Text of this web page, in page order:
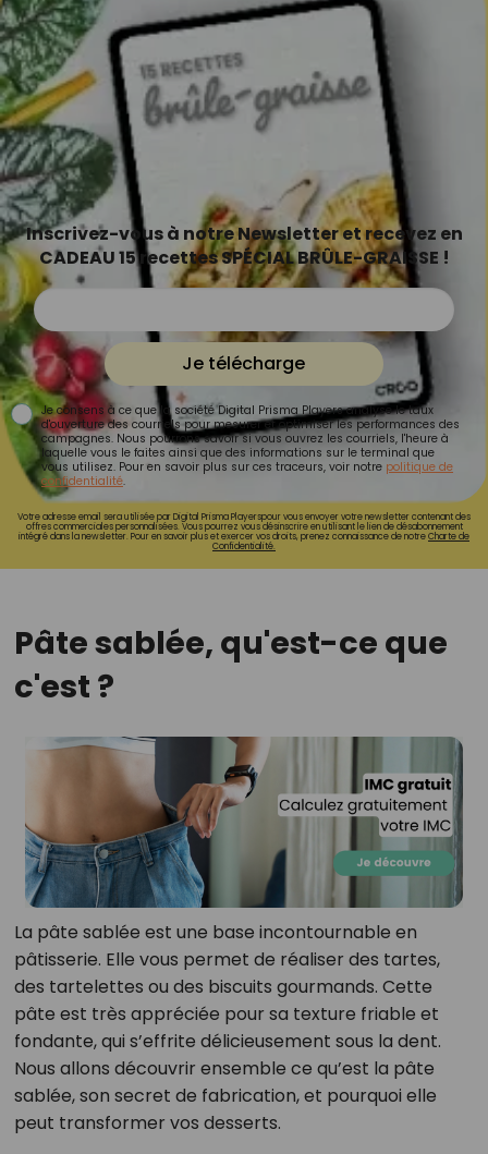
Inscrivez-vous à notre Newsletter et recevez en
CADEAU 15 recettes SPÉCIAL BRÛLE-GRAISSE !
Je télécharge
Je consens à ce que la société Digital Prisma Players analyse le taux
d'ouverture des courriels pour mesurer et optimiser les performances des
campagnes. Nous pourrons savoir si vous ouvrez les courriels, l'heure à
laquelle vous le faites ainsi que des informations sur le terminal que
vous utilisez. Pour en savoir plus sur ces traceurs, voir notre politique de
confidentialité.
Votre adresse email sera utilisée par Digital Prisma Playerspour vous envoyer votre newsletter contenant des
offres commerciales personnalisées. Vous pourrez vous désinscrire en utilisant le lien de désabonnement
intégré dans la newsletter. Pour en savoir plus et exercer vos droits, prenez connaissance de notreCharte de
Confidentialité.
Pâte sablée, qu'est-ce que
c'est ?
La pâte sablée est une base incontournable en
pâtisserie. Elle vous permet de réaliser des tartes,
des tartelettes ou des biscuits gourmands. Cette
pâte est très appréciée pour sa texture friable et
fondante, qui s’effrite délicieusement sous la dent.
Nous allons découvrir ensemble ce qu’est la pâte
sablée, son secret de fabrication, et pourquoi elle
peut transformer vos desserts.